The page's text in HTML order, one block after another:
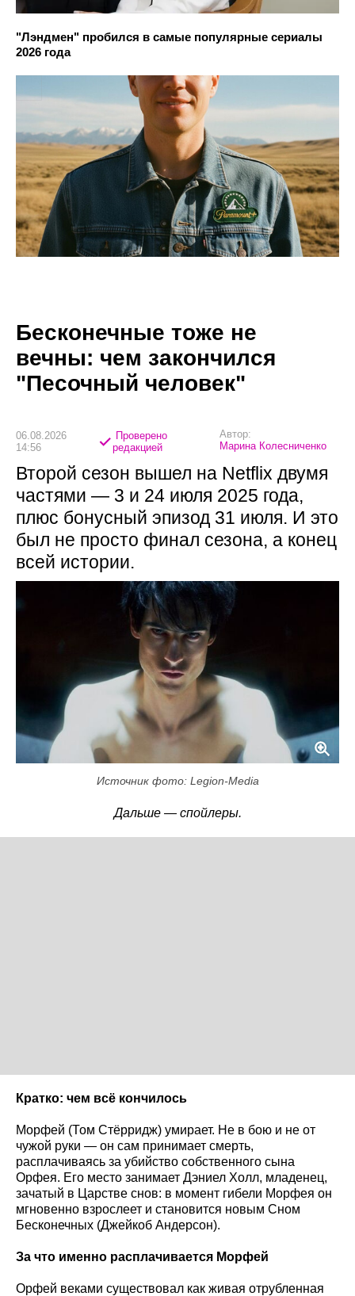
"Лэндмен" пробился в самые популярные сериалы
2026 года
Бесконечные тоже не
вечны: чем закончился
"Песочный человек"
06.08.2026
14:56
Проверено
редакцией
Автор:
Марина Колесниченко
Второй сезон вышел на Netflix двумя
частями — 3 и 24 июля 2025 года,
плюс бонусный эпизод 31 июля. И это
был не просто финал сезона, а конец
всей истории.
Источник фото: Legion-Media
Дальше — спойлеры.
Кратко: чем всё кончилось
Морфей (Том Стёрридж) умирает. Не в бою и не от
чужой руки — он сам принимает смерть,
расплачиваясь за убийство собственного сына
Орфея. Его место занимает Дэниел Холл, младенец,
зачатый в Царстве снов: в момент гибели Морфея он
мгновенно взрослеет и становится новым Сном
Бесконечных (Джейкоб Андерсон).
За что именно расплачивается Морфей
Орфей веками существовал как живая отрубленная